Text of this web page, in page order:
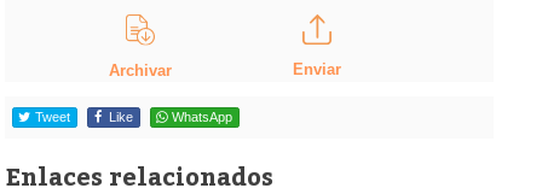
Archivar Enviar
Tweet Like WhatsApp
Enlaces relacionados